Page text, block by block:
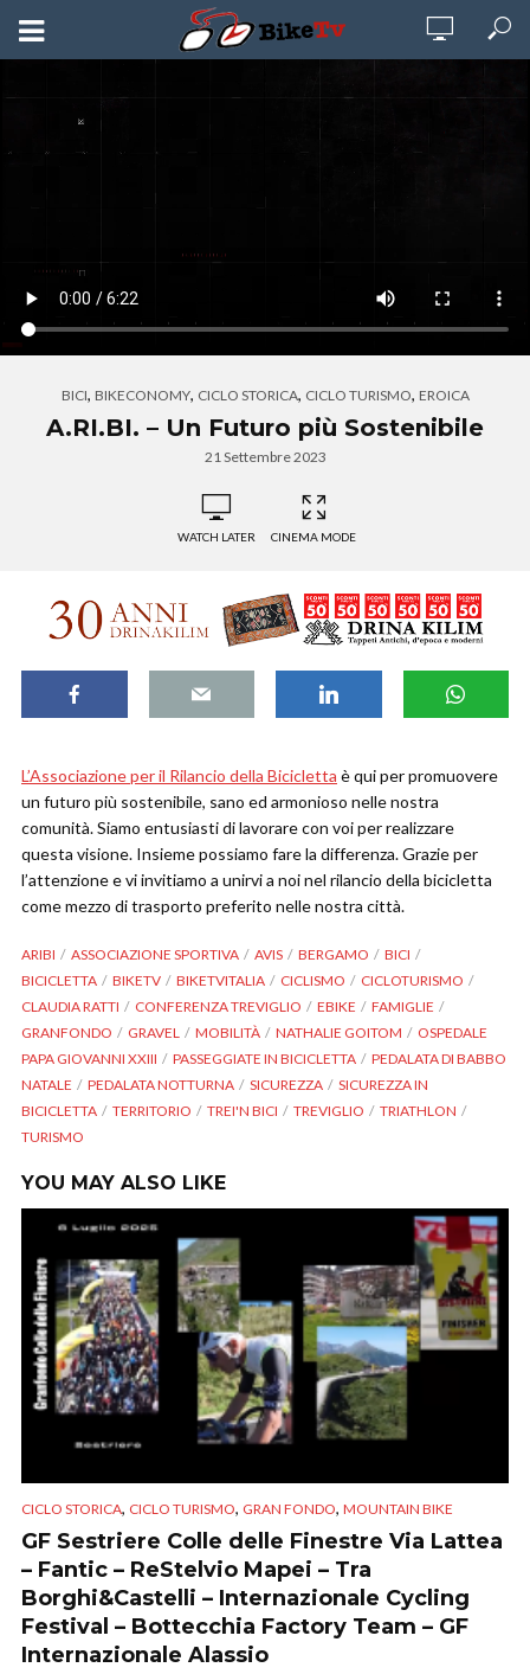
BICI, BIKECONOMY, CICLO STORICA, CICLO TURISMO, EROICA
A.RI.BI. – Un Futuro più Sostenibile
21 Settembre 2023
WATCH LATER CINEMA MODE
L’Associazione per il Rilancio della Bicicletta è qui per promuovere
un futuro più sostenibile, sano ed armonioso nelle nostra
comunità. Siamo entusiasti di lavorare con voi per realizzare
questa visione. Insieme possiamo fare la differenza. Grazie per
l’attenzione e vi invitiamo a unirvi a noi nel rilancio della bicicletta
come mezzo di trasporto preferito nelle nostra città.
ARIBI ASSOCIAZIONE SPORTIVA AVIS BERGAMO
BICI
BICICLETTA
BIKETV BIKETVITALIA CICLISMO
CICLOTURISMO
CLAUDIA RATTI
CONFERENZA TREVIGLIO EBIKE
FAMIGLIE
GRANFONDO
GRAVEL MOBILITÀ NATHALIE GOITOM
OSPEDALE
PAPA GIOVANNI XXIII
PASSEGGIATE IN BICICLETTA
PEDALATA DI BABBO
NATALE
PEDALATA NOTTURNA SICUREZZA
SICUREZZA IN
BICICLETTA
TERRITORIO TREI'N BICI TREVIGLIO
TRIATHLON
TURISMO
YOU MAY ALSO LIKE
CICLO STORICA, CICLO TURISMO, GRAN FONDO, MOUNTAIN BIKE
GF Sestriere Colle delle Finestre Via Lattea
– Fantic – ReStelvio Mapei – Tra
Borghi&Castelli – Internazionale Cycling
Festival – Bottecchia Factory Team – GF
Internazionale Alassio